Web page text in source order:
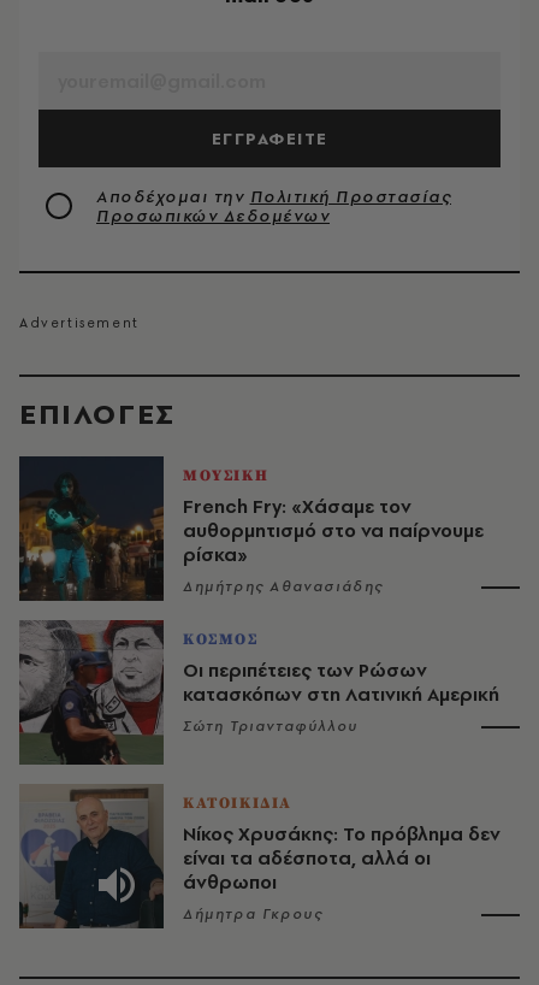
EΠΙΛΟΓΈΣ
ΜΟΥΣΙΚΗ
French Fry: «Χάσαμε τον
αυθορμητισμό στο να παίρνουμε
ρίσκα»
Δημήτρης Αθανασιάδης
ΚΟΣΜΟΣ
Οι περιπέτειες των Ρώσων
κατασκόπων στη Λατινική Αμερική
Σώτη Τριανταφύλλου
ΚΑΤΟΙΚΙΔΙΑ
Νίκος Χρυσάκης: Το πρόβλημα δεν
είναι τα αδέσποτα, αλλά οι
άνθρωποι
Δήμητρα Γκρους
ΕΓΓΡΑΦΕΙΤΕ
Αποδέχομαι την Πολιτική Προστασίας
Προσωπικών Δεδομένων